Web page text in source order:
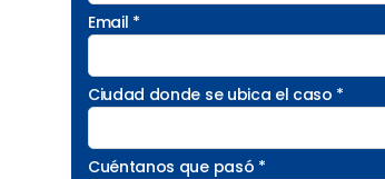
Email *
Ciudad donde se ubica el caso *
Cuéntanos que pasó *